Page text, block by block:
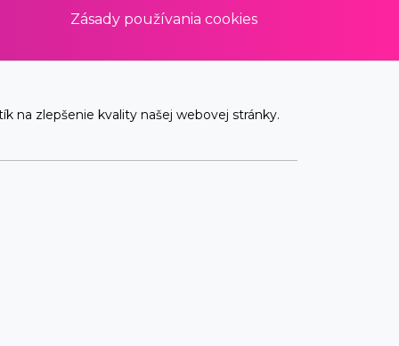
na zlepšenie kvality našej webovej stránky.
Zásady používania cookies